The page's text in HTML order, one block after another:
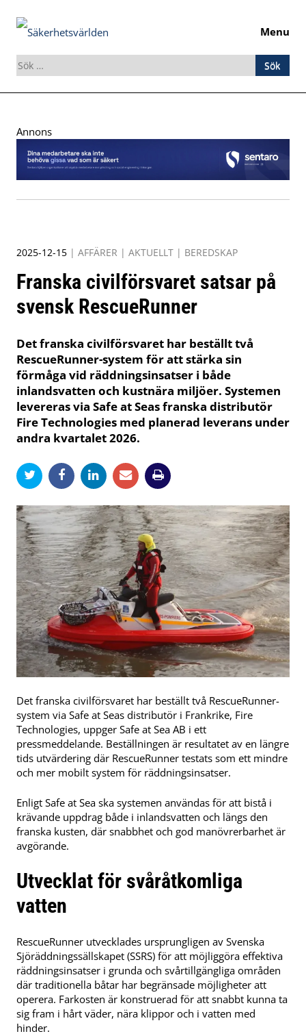
Menu
Sök
efter:
to
Annons
2025-12-15 | AFFÄRER | AKTUELLT | BEREDSKAP
Franska civilförsvaret satsar på
svensk RescueRunner
Det franska civilförsvaret har beställt två
RescueRunner-system för att stärka sin
förmåga vid räddningsinsatser i både
inlandsvatten och kustnära miljöer. Systemen
levereras via Safe at Seas franska distributör
Fire Technologies med planerad leverans under
andra kvartalet 2026.
Det franska civilförsvaret har beställt två RescueRunner-
system via Safe at Seas distributör i Frankrike, Fire
Technologies, uppger Safe at Sea AB i ett
pressmeddelande. Beställningen är resultatet av en längre
tids utvärdering där RescueRunner testats som ett mindre
och mer mobilt system för räddningsinsatser.
Enligt Safe at Sea ska systemen användas för att bistå i
krävande uppdrag både i inlandsvatten och längs den
franska kusten, där snabbhet och god manövrerbarhet är
avgörande.
Utvecklat för svåråtkomliga
vatten
RescueRunner utvecklades ursprungligen av Svenska
Sjöräddningssällskapet (SSRS) för att möjliggöra effektiva
räddningsinsatser i grunda och svårtillgängliga områden
där traditionella båtar har begränsade möjligheter att
operera. Farkosten är konstruerad för att snabbt kunna ta
sig fram i hårt väder, nära klippor och i vatten med
hinder.